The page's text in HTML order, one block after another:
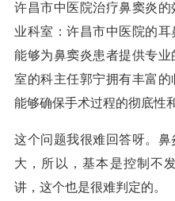
许昌市中医院治疗鼻窦炎
业科室：许昌市中医院的耳
能够为鼻窦炎患者提供专
室的科主任郭宁拥有丰富的
能够确保手术过程的彻底性
这个问题我很难回答呀。
大，所以，基本是控制不
讲，这个也是很难判定的。